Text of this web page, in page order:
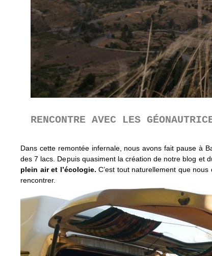
RENCONTRE AVEC LES
Dans cette remontée infernale, nous avons fait pause à
des 7 lacs. Depuis quasiment la création de notre blog et
plein air et l’écologie. C’est tout naturellement que
rencontrer.